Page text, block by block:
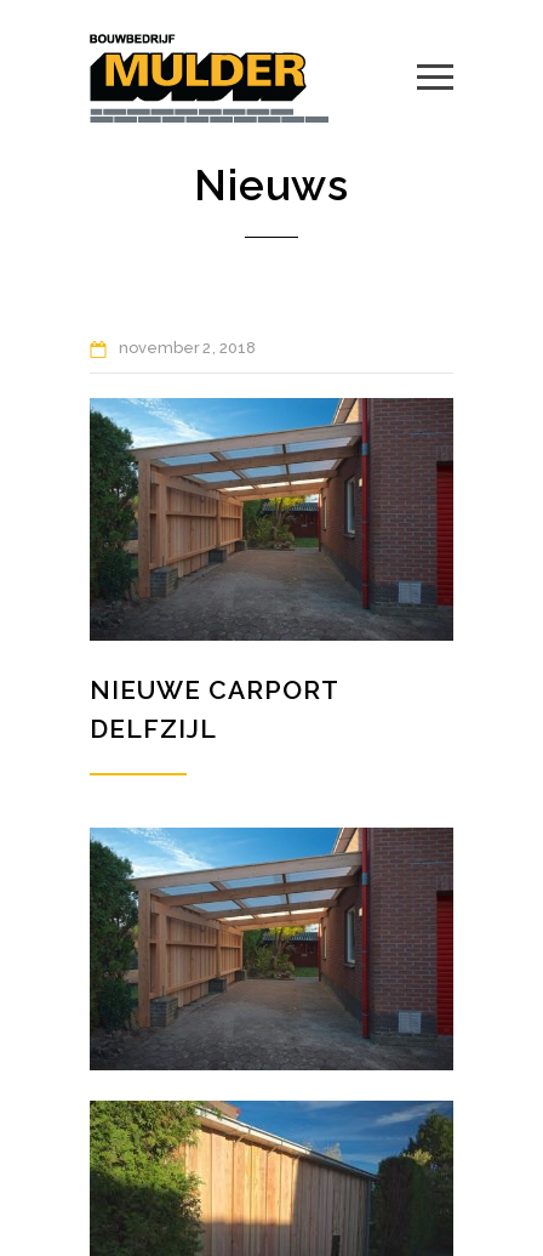
Nieuws
november2 2018
NIEUWE CARPORT
DELFZIJL